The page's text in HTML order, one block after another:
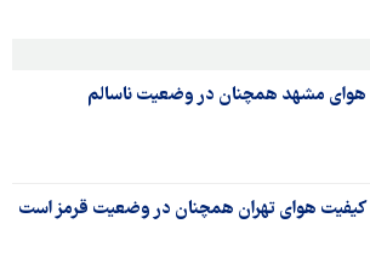
هوای مشهد همچنان در وضعیت ناسالم
کیفیت هوای تهران همچنان در وضعیت قرمز است